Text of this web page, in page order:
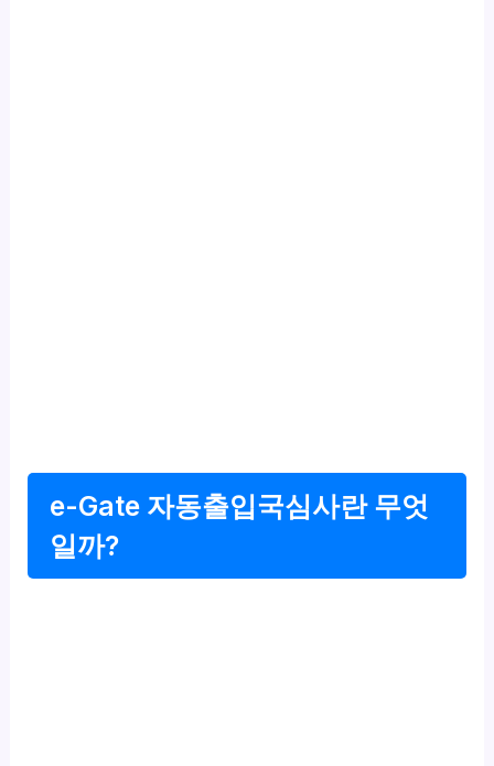
e-Gate 자동출입국심사란 무엇
일까?